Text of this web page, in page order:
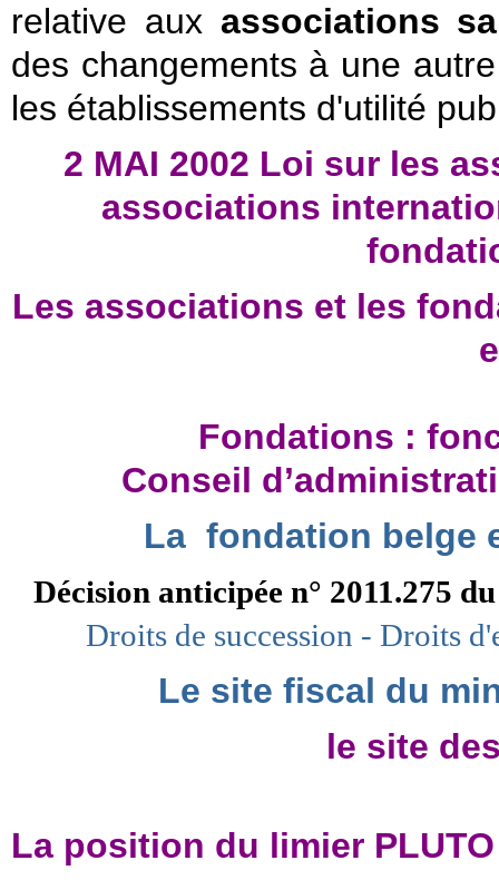
relative aux associations
des changements à une
les établissements d'utilité
2 MAI 2002 Loi sur les
associations
Les associations et les
Fondations :
Conseil
La fondation belge
Décision anticipée n° 2011.275
Droits de succession - Droits
Le site fiscal du
le site
La position du limier PLUTO